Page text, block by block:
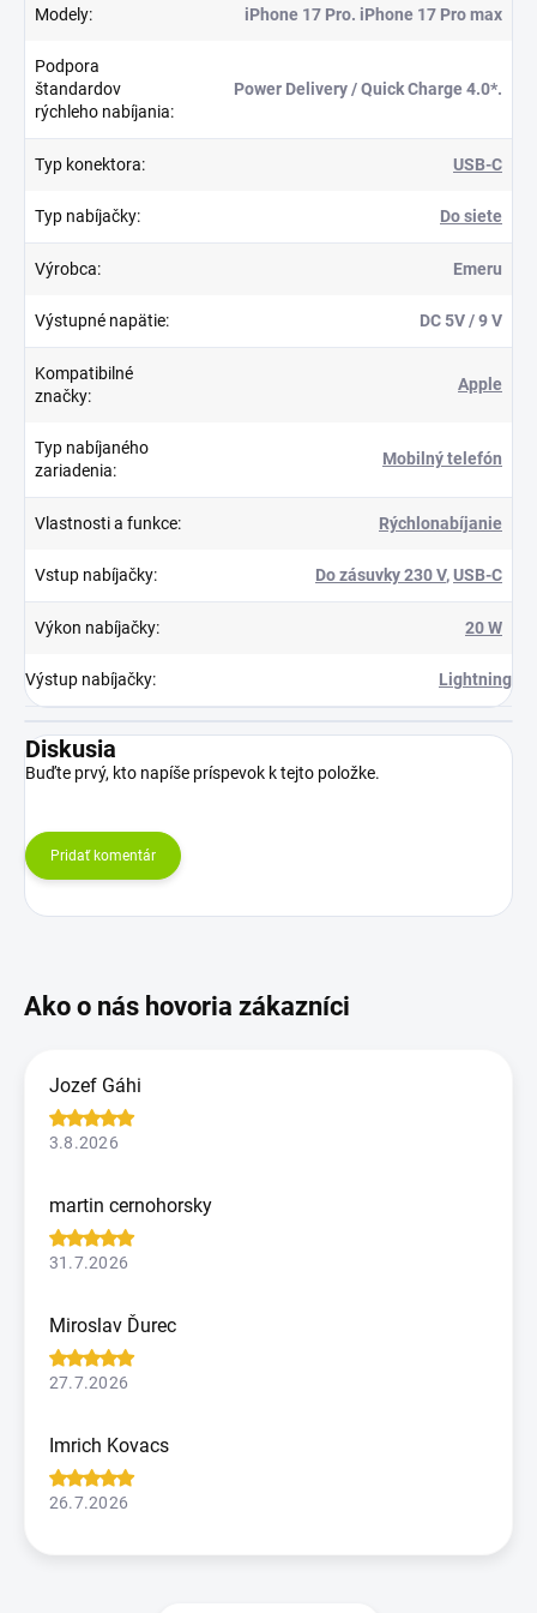
Modely: iPhone 17 Pro. iPhone 17 Pro max
Podpora
štandardov
rýchleho nabíjania:
Power Delivery / Quick Charge 4.0*.
Typ konektora: USB-C
Typ nabíjačky: Do siete
Výrobca: Emeru
Výstupné napätie: DC 5V / 9 V
Kompatibilné
značky:
Apple
Typ nabíjaného
zariadenia:
Mobilný telefón
Vlastnosti a funkce: Rýchlonabíjanie
Vstup nabíjačky: Do zásuvky 230 V,USB-C
Výkon nabíjačky: 20 W
Výstup nabíjačky: Lightning
Diskusia
Buďte prvý, kto napíše príspevok k tejto položke.
Pridať komentár
Jozef Gáhi
3.8.2026
martin cernohorsky
31.7.2026
Miroslav Ďurec
27.7.2026
Imrich Kovacs
26.7.2026